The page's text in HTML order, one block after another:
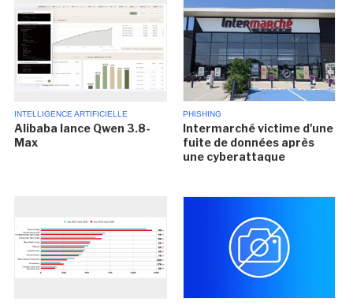
INTELLIGENCE ARTIFICIELLE
Alibaba lance Qwen 3.8-
Max
PHISHING
Intermarché victime d'une
fuite de données après
une cyberattaque